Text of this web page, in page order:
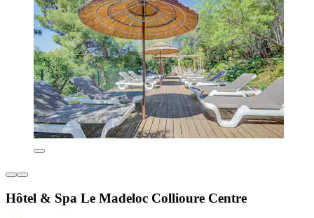
Hôtel & Spa Le Madeloc Collioure Centre